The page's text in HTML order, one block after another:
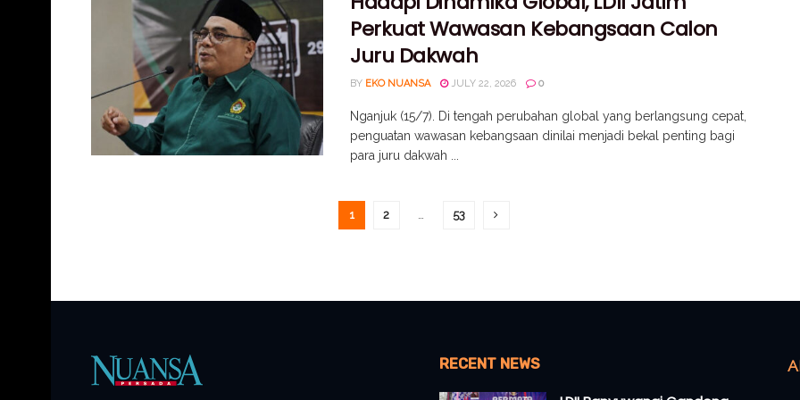
Perkuat Wawasan Kebangsaan Calon
Juru Dakwah
BY EKO NUANSA JULY 22, 2026 0
Nganjuk (15/7). Di tengah perubahan global yang berlangsung cepat,
penguatan wawasan kebangsaan dinilai menjadi bekal penting bagi
para juru dakwah ...
1 2 … 53
RECENT NEWS